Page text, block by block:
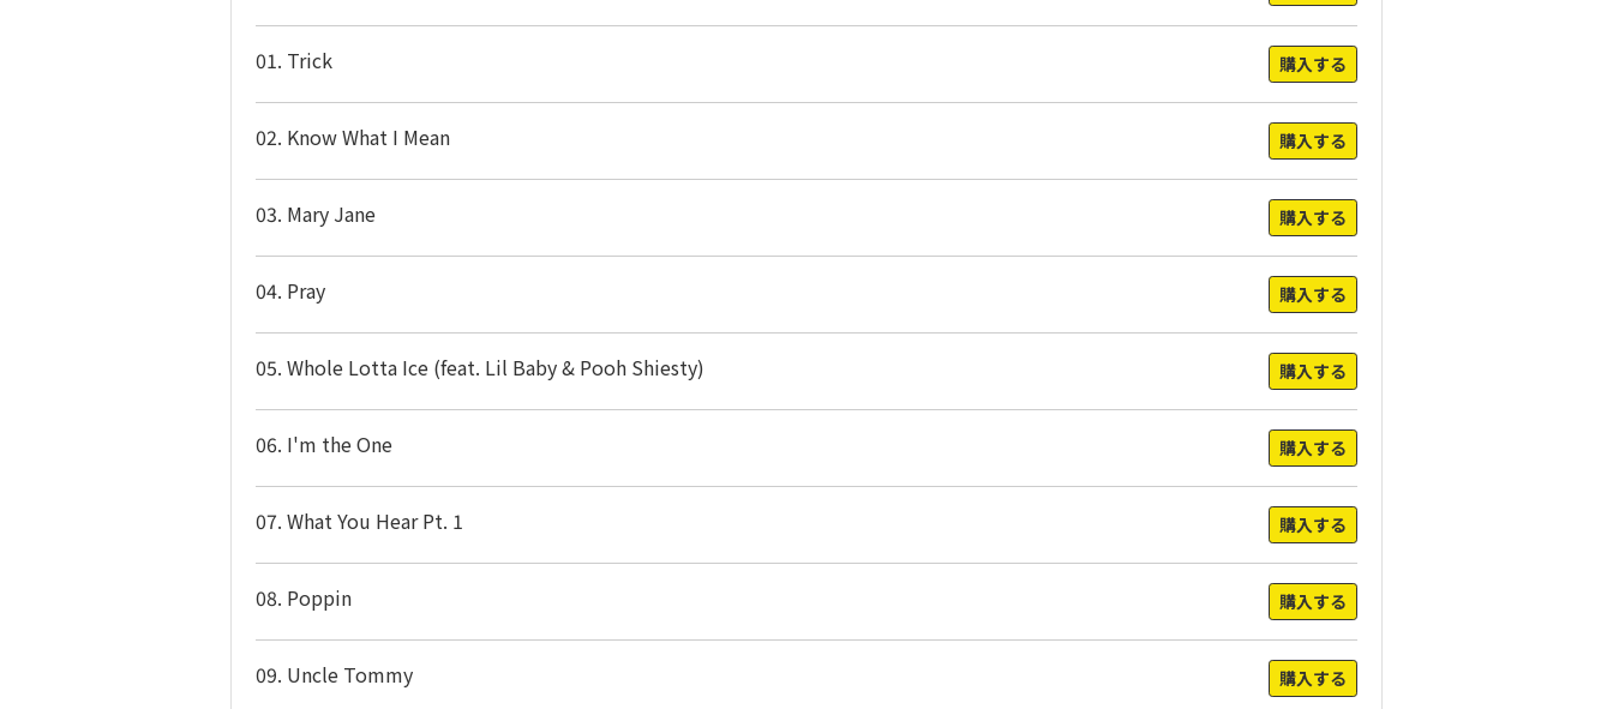
01. Trick 購入する
02. Know What I Mean 購入する
03. Mary Jane 購入する
04. Pray 購入する
05. Whole Lotta Ice (feat. Lil Baby & Pooh Shiesty) 購入する
06. I'm the One 購入する
07. What You Hear Pt. 1 購入する
08. Poppin 購入する
09. Uncle Tommy 購入する